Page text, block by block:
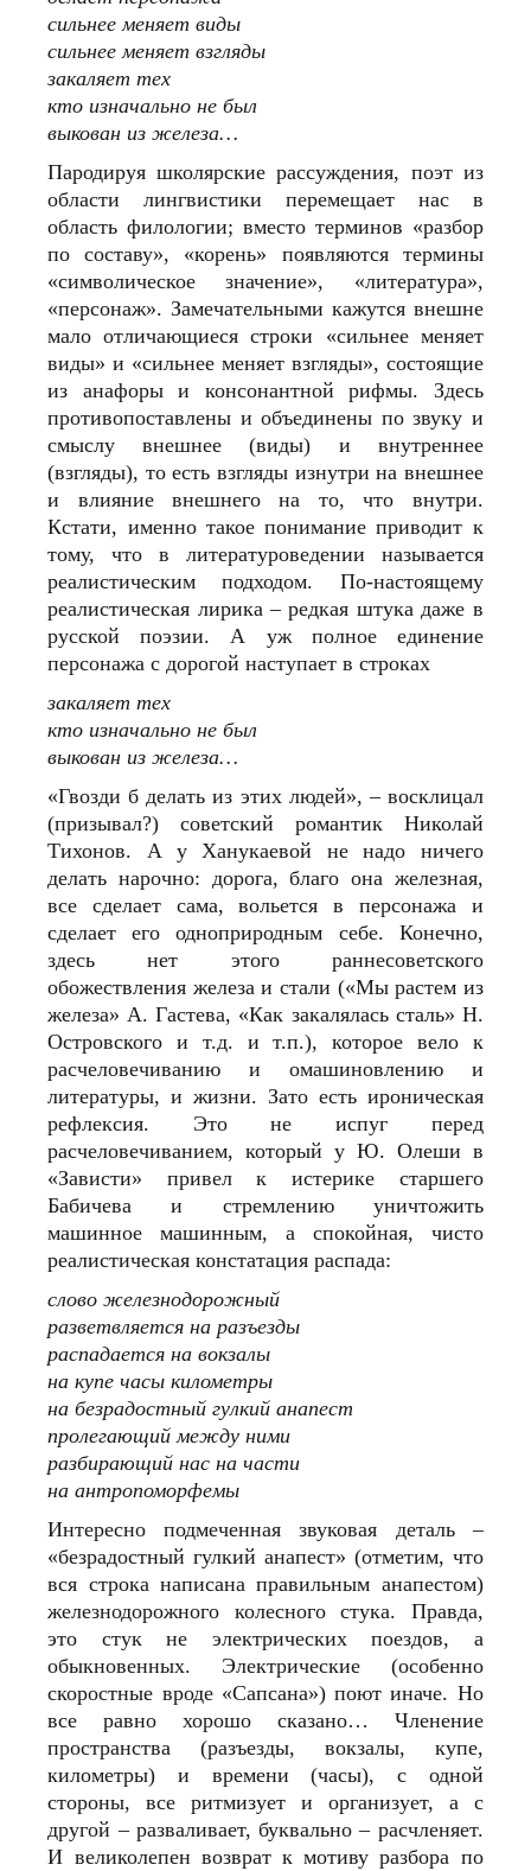
сильнее меняет виды
сильнее меняет взгляды
закаляет тех
кто изначально не был
выкован из железа…
Пародируя школярские рассуждения, поэт из
области лингвистики перемещает нас в
область филологии; вместо терминов «разбор
по составу», «корень» появляются термины
«символическое значение», «литература»,
«персонаж». Замечательными кажутся внешне
мало отличающиеся строки «сильнее меняет
виды» и «сильнее меняет взгляды», состоящие
из анафоры и консонантной рифмы. Здесь
противопоставлены и объединены по звуку и
смыслу внешнее (виды) и внутреннее
(взгляды), то есть взгляды изнутри на внешнее
и влияние внешнего на то, что внутри.
Кстати, именно такое понимание приводит к
тому, что в литературоведении называется
реалистическим подходом. По-настоящему
реалистическая лирика – редкая штука даже в
русской поэзии. А уж полное единение
персонажа с дорогой наступает в строках
закаляет тех
кто изначально не был
выкован из железа…
«Гвозди б делать из этих людей», – восклицал
(призывал?) советский романтик Николай
Тихонов. А у Ханукаевой не надо ничего
делать нарочно: дорога, благо она железная,
все сделает сама, вольется в персонажа и
сделает его одноприродным себе. Конечно,
здесь нет этого раннесоветского
обожествления железа и стали («Мы растем из
железа» А. Гастева, «Как закалялась сталь» Н.
Островского и т.д. и т.п.), которое вело к
расчеловечиванию и омашиновлению и
литературы, и жизни. Зато есть ироническая
рефлексия. Это не испуг перед
расчеловечиванием, который у Ю. Олеши в
«Зависти» привел к истерике старшего
Бабичева и стремлению уничтожить
машинное машинным, а спокойная, чисто
реалистическая констатация распада:
слово железнодорожный
разветвляется на разъезды
распадается на вокзалы
на купе часы километры
на безрадостный гулкий анапест
пролегающий между ними
разбирающий нас на части
на антропоморфемы
Интересно подмеченная звуковая деталь –
«безрадостный гулкий анапест» (отметим, что
вся строка написана правильным анапестом)
железнодорожного колесного стука. Правда,
это стук не электрических поездов, а
обыкновенных. Электрические (особенно
скоростные вроде «Сапсана») поют иначе. Но
все равно хорошо сказано… Членение
пространства (разъезды, вокзалы, купе,
километры) и времени (часы), с одной
стороны, все ритмизует и организует, а с
другой – разваливает, буквально – расчленяет.
И великолепен возврат к мотиву разбора по